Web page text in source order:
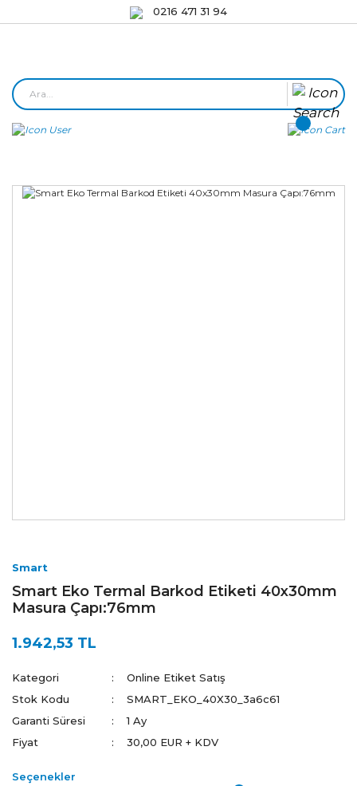
0216 471 31 94
Smart
Smart Eko Termal Barkod Etiketi 40x30mm
Masura Çapı:76mm
1.942,53 TL
Kategori
Online Etiket Satış
Stok Kodu
SMART_EKO_40X30_3a6c61
Garanti Süresi
1 Ay
Fiyat
30,00 EUR + KDV
Seçenekler